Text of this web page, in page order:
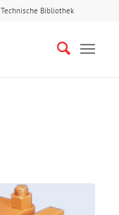
Technische Bibliothek